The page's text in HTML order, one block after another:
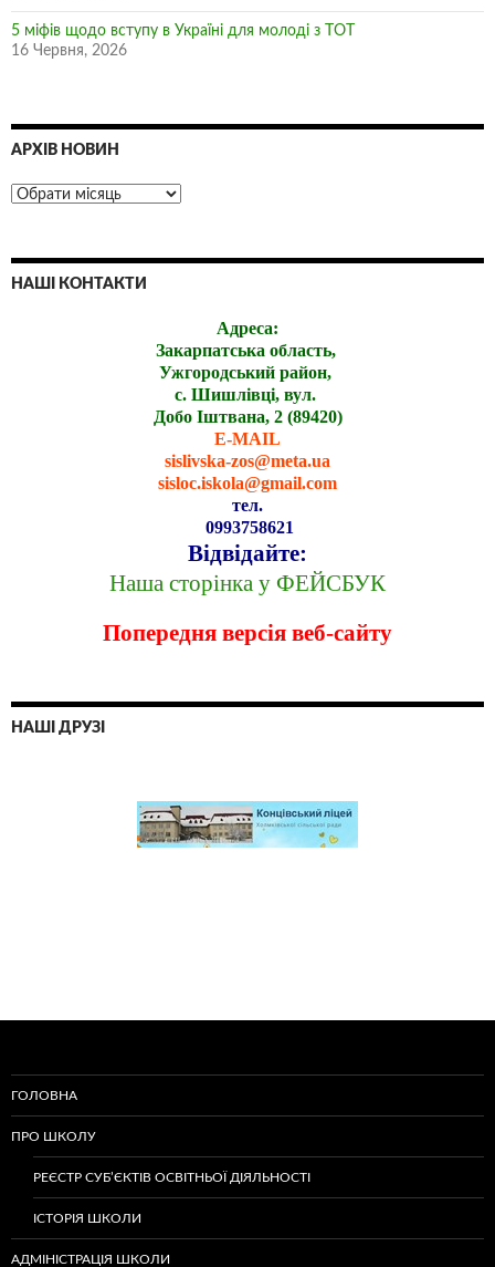
5 міфів щодо вступу в Україні для молоді з ТОТ
16 Червня, 2026
АРХІВ НОВИН
НАШІ КОНТАКТИ
Адреса:
Закарпатська область,
Ужгородський район,
с. Шишлівці, вул.
Добо Іштвана, 2 (89420)
E-MAIL
sislivska-zos@meta.ua
sisloc.iskola@gmail.com
тел.
0993758621
Відвідайте:
Наша сторінка у ФЕЙСБУК
Попередня версія веб-сайту
НАШІ ДРУЗІ
ГОЛОВНА
ПРО ШКОЛУ
РЕЄСТР СУБ’ЄКТІВ ОСВІТНЬОЇ ДІЯЛЬНОСТІ
ІСТОРІЯ ШКОЛИ
АДМІНІСТРАЦІЯ ШКОЛИ